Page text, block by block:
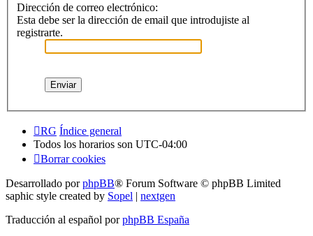
Dirección de correo electrónico:
Esta debe ser la dirección de email que introdujiste al
registrarte.
RG Índice general
Todos los horarios son UTC-04:00
Borrar cookies
Desarrollado porphpBB® Forum Software © phpBB Limited
saphic style created by Sopel | nextgen
Traducción al español porphpBB España